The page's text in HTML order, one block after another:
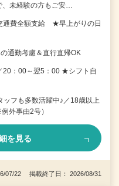
、未経験の方もご安…
通費全額支給 ★早上がりの日
通勤考慮＆直行直帰OK
20：00～翌5：00 ★シフト自
ッフも多数活躍中♪／18歳以上
外事由2号）
を見る
07/22 掲載終了日： 2026/08/31